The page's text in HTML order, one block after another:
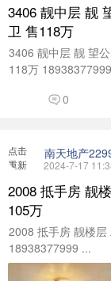
3406 靓中层 靓 望公园 保利云禧 128平方 毛坯 4房2厅2
卫 售118万
3406 靓中层 靓 望
118万
0
点击
重新
南天地产
2024-7-17
2008 抵手房 靓楼层 精装修 博汇新
105万
2008 抵手房 靓楼
18938377999 ...